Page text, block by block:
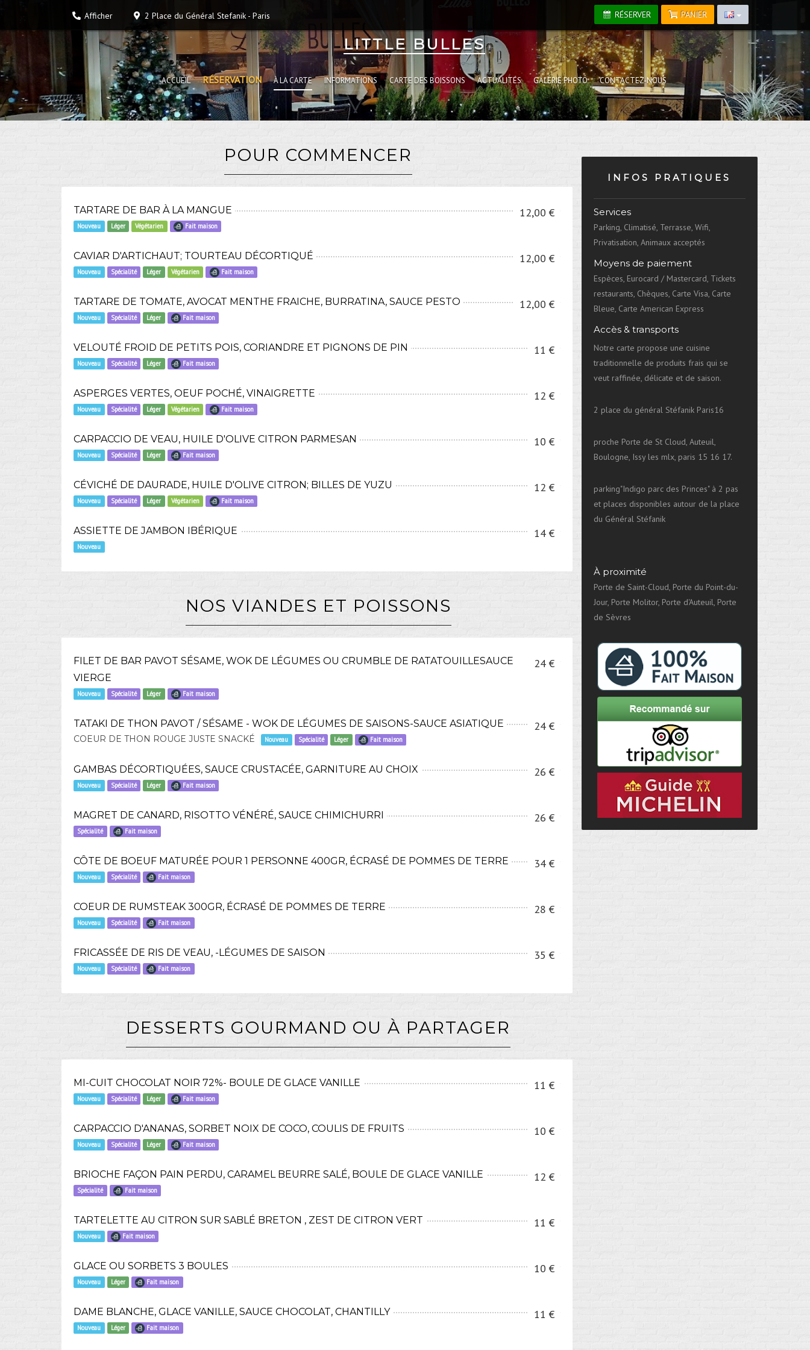
PANIER
RÉSERVER
Afficher 2 Place du Général Stefanik - Paris
LITTLE BULLES
ACCUEIL RÉSERVATION À LA CARTE INFORMATIONS CARTE DES BOISSONS ACTUALITÉS GALERIE PHOTO CONTACTEZ-NOUS
POUR COMMENCER
12,00 €
TARTARE DE BAR À LA MANGUE
Nouveau Léger Végétarien Fait maison
12,00 €
CAVIAR D'ARTICHAUT; TOURTEAU DÉCORTIQUÉ
Nouveau Spécialité Léger Végétarien Fait maison
12,00 €
TARTARE DE TOMATE, AVOCAT MENTHE FRAICHE, BURRATINA, SAUCE PESTO
Nouveau Spécialité Léger Fait maison
11 €
VELOUTÉ FROID DE PETITS POIS, CORIANDRE ET PIGNONS DE PIN
Nouveau Spécialité Léger Fait maison
12 €
ASPERGES VERTES, OEUF POCHÉ, VINAIGRETTE
Nouveau Spécialité Léger Végétarien Fait maison
10 €
CARPACCIO DE VEAU, HUILE D'OLIVE CITRON PARMESAN
Nouveau Spécialité Léger Fait maison
12 €
CÉVICHÉ DE DAURADE, HUILE D'OLIVE CITRON; BILLES DE YUZU
Nouveau Spécialité Léger Végétarien Fait maison
14 €
ASSIETTE DE JAMBON IBÉRIQUE
Nouveau
NOS VIANDES ET POISSONS
24 €
FILET DE BAR PAVOT SÉSAME, WOK DE LÉGUMES OU CRUMBLE DE RATATOUILLESAUCE
VIERGE
Nouveau Spécialité Léger Fait maison
24 €
TATAKI DE THON PAVOT / SÉSAME - WOK DE LÉGUMES DE SAISONS-SAUCE ASIATIQUE
COEUR DE THON ROUGE JUSTE SNACKÉ Nouveau Spécialité Léger Fait maison
26 €
GAMBAS DÉCORTIQUÉES, SAUCE CRUSTACÉE, GARNITURE AU CHOIX
Nouveau Spécialité Léger Fait maison
26 €
MAGRET DE CANARD, RISOTTO VÉNÉRÉ, SAUCE CHIMICHURRI
Spécialité Fait maison
34 €
CÔTE DE BOEUF MATURÉE POUR 1 PERSONNE 400GR, ÉCRASÉ DE POMMES DE TERRE
Nouveau Spécialité Fait maison
28 €
COEUR DE RUMSTEAK 300GR, ÉCRASÉ DE POMMES DE TERRE
Nouveau Spécialité Fait maison
35 €
FRICASSÉE DE RIS DE VEAU, -LÉGUMES DE SAISON
Nouveau Spécialité Fait maison
DESSERTS GOURMAND OU À PARTAGER
11 €
MI-CUIT CHOCOLAT NOIR 72%- BOULE DE GLACE VANILLE
Nouveau Spécialité Léger Fait maison
10 €
CARPACCIO D'ANANAS, SORBET NOIX DE COCO, COULIS DE FRUITS
Nouveau Spécialité Léger Fait maison
12 €
BRIOCHE FAÇON PAIN PERDU, CARAMEL BEURRE SALÉ, BOULE DE GLACE VANILLE
Spécialité Fait maison
11 €
TARTELETTE AU CITRON SUR SABLÉ BRETON , ZEST DE CITRON VERT
Nouveau Fait maison
10 €
GLACE OU SORBETS 3 BOULES
Nouveau Léger Fait maison
11 €
DAME BLANCHE, GLACE VANILLE, SAUCE CHOCOLAT, CHANTILLY
Nouveau Léger Fait maison
INFOS PRATIQUES
Services
Parking, Climatisé, Terrasse, Wifi,
Privatisation, Animaux acceptés
Moyens de paiement
Espèces, Eurocard / Mastercard, Tickets
restaurants, Chèques, Carte Visa, Carte
Bleue, Carte American Express
Accès & transports
Notre carte propose une cuisine
traditionnelle de produits frais qui se
veut raffinée, délicate et de saison.
2 place du général Stéfanik Paris16
proche Porte de St Cloud, Auteuil,
Boulogne, Issy les mlx, paris 15 16 17.
parking"Indigo parc des Princes" à 2 pas
et places disponibles autour de la place
du Général Stéfanik
À proximité
Porte de Saint-Cloud, Porte du Point-du-
Jour, Porte Molitor, Porte d'Auteuil, Porte
de Sèvres